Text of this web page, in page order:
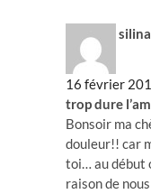
silina
16 février
trop dure
Bonsoir ma
douleur!! car
toi… au début
raison de